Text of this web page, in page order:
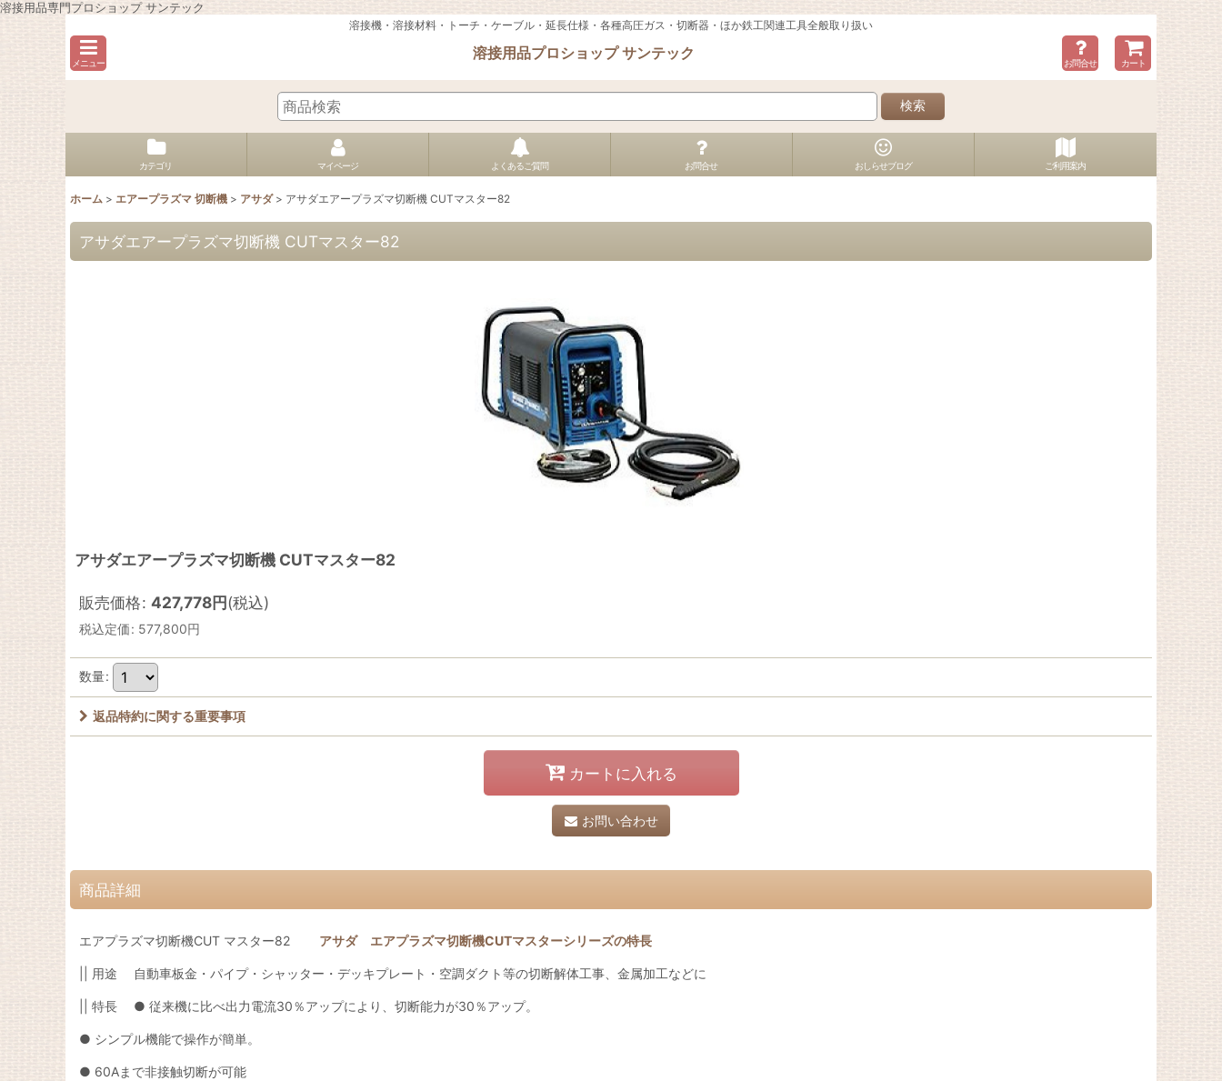
溶接用品専門プロショップ サンテック
溶接機・溶接材料・トーチ・ケーブル・延長仕様・各種高圧ガス・切断器・ほか鉄工関連工具全般取り扱い
メニュー
溶接用品プロショップ サンテック
お問合せ カート
検索
カテゴリ マイページ よくあるご質問 お問合せ おしらせブログ ご利用案内
ホーム > エアープラズマ 切断機 > アサダ > アサダエアープラズマ切断機 CUTマスター82
アサダエアープラズマ切断機 CUTマスター82
アサダエアープラズマ切断機 CUTマスター82
販売価格: 427,778円(税込)
税込定価: 577,800円
数量:
返品特約に関する重要事項
カートに入れる
お問い合わせ
商品詳細
エアプラズマ切断機CUT マスター82 アサダ エアプラズマ切断機CUTマスターシリーズの特長
|| 用途 自動車板金・パイプ・シャッター・デッキプレート・空調ダクト等の切断解体工事、金属加工などに
|| 特長 ● 従来機に比べ出力電流30％アップにより、切断能力が30％アップ。
● シンプル機能で操作が簡単。
● 60Aまで非接触切断が可能